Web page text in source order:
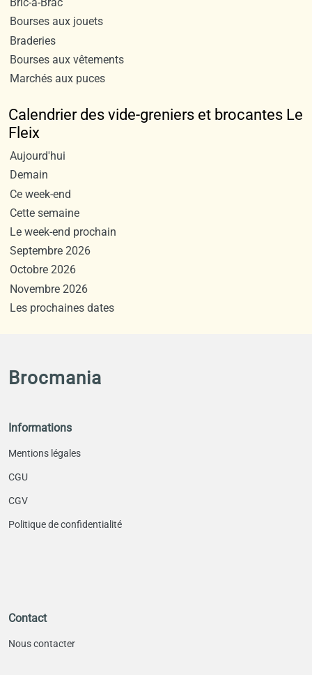
Bourses aux jouets
Braderies
Bourses aux vêtements
Marchés aux puces
Calendrier des vide-greniers et brocantes Le
Fleix
Aujourd'hui
Demain
Ce week-end
Cette semaine
Le week-end prochain
Septembre 2026
Octobre 2026
Novembre 2026
Les prochaines dates
Brocmania
Informations
Mentions légales
CGU
CGV
Politique de confidentialité
Contact
Nous contacter